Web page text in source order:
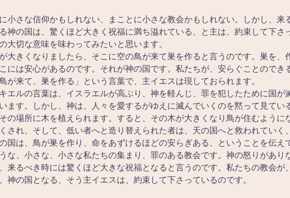
小さな信仰かもしれない、まことに小さな教会かもしれない。しかし、来
神の国は、驚くほど大きく祝福に満ち溢れている、と主は、約束して下さ
切な意味を味わってみたいと思います。
大きくなりましたら、そこに空の鳥が来て巣を作ると言うのです。巣を、
には安心があるのです。それが神の国です。私たちが、安らぐことのでき
が来て、巣を作る」という言葉で、主イエスは現しておられます。
エルの言葉は、イスラエルが高ぶり、神を軽んじ、罪を犯したために国が
ます。しかし、神は、人々を愛するがゆえに滅んでいくのを黙って見てい
の場所に木を植えられます。すると、その木が大きくなり鳥が住むように
され、そして、低い者へと造り替えられた者は、天の国へと救われていく
国は、鳥が巣を作り、命をあずけるほどの安らぎある、ということを伝え
、小さな、小さな私たちの集まり、罪のある教会です。神の怒りがあり
来るべき時には驚くほど大きな祝福となると言うのです。私たちの教会が
神の国となる、そう主イエスは、約束して下さっているのです。